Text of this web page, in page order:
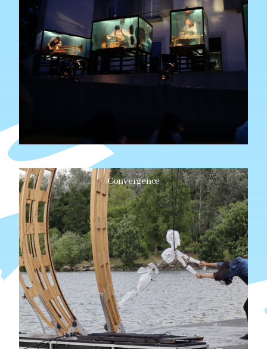
interaction constante entre l'œuvre et la pression de
l'eau, les courants, la vie marine, la rareté de l'air et la
pesanteur, comme par exemple :
Sculptures sous-marines
Spectacles sous-marins (y compris danse,
Convergence
Les œuvres qui introduisent l'eau dans l'espace de
représentation ou qui amènent l'espace de
représentation à proximité des cours d'eau ou sur ces
derniers, telles que
L'eau sur les scènes ou dans les espaces de
représentation, y compris ses formes
atmosphériques (pluie, brouillard, vapeur).
Représentations à proximité de l'eau ou sur l'eau